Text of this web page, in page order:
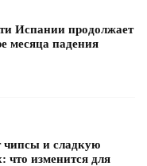
Испании продолжает
месяца падения
чипсы и сладкую
что изменится для